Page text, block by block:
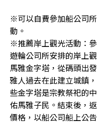
※可以自費參加船公司
動。
※推薦岸上觀光活動：
遊輪公司所安排的岸上
馬雅金字塔，從碼頭出
雅人過去在此建立城鎮
些金字塔是宗教祭祀的
佑馬雅子民。結束後，
價格，以船公司船上公